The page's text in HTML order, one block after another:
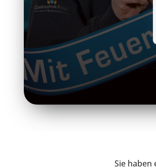
Sie haben